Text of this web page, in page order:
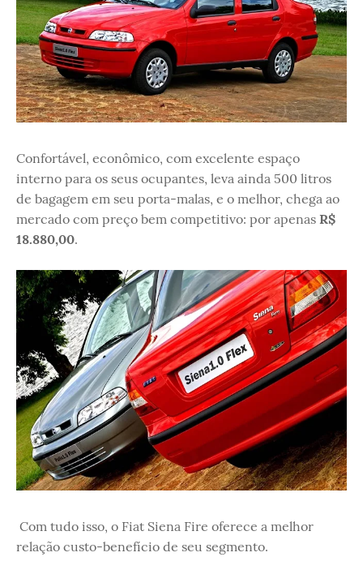
Confortável, econômico, com excelente espaço
interno para os seus ocupantes, leva ainda 500 litros
de bagagem em seu porta-malas, e o melhor, chega ao
mercado com preço bem competitivo: por apenas R$
18.880,00.
Com tudo isso, o Fiat Siena Fire oferece a melhor
relação custo-benefício de seu segmento.